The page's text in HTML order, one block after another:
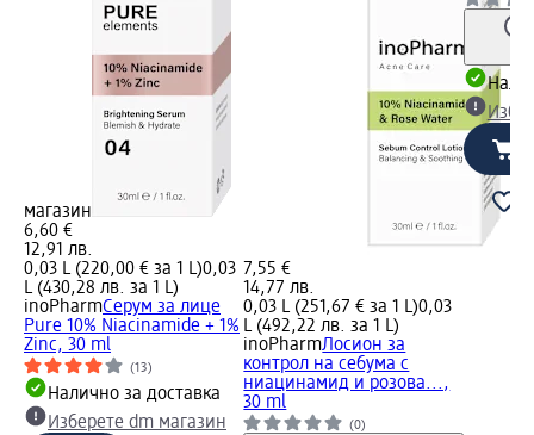
магазин
6,60 €
12,91 лв.
0,03 L (220,00 € за 1 L)0,03
L (430,28 лв. за 1 L)
inoPharmСерум за лице
Pure 10% Niacinamide + 1%
Zinc, 30 ml
(13)
Налично за доставка
Изберете dm магазин
7,55 €
14,77 лв.
0,03 L (251,67 € за 1 L)0,03
L (492,22 лв. за 1 L)
inoPharmЛосион за
контрол на себума с
ниацинамид и розова...,
30 ml
(0)